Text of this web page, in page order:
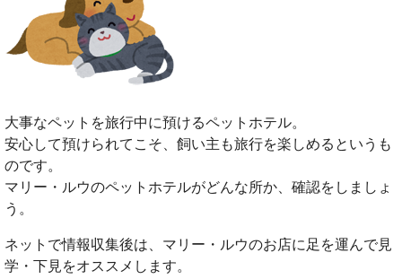
大事なペットを旅行中に預けるペットホテル。
安心して預けられてこそ、飼い主も旅行を楽しめるというも
のです。
マリー・ルウのペットホテルがどんな所か、確認をしましょ
う。
ネットで情報収集後は、マリー・ルウのお店に足を運んで見
学・下見をオススメします。